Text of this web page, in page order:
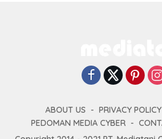
ABOUT US PRIVACY POLICY
PEDOMAN MEDIA CYBER